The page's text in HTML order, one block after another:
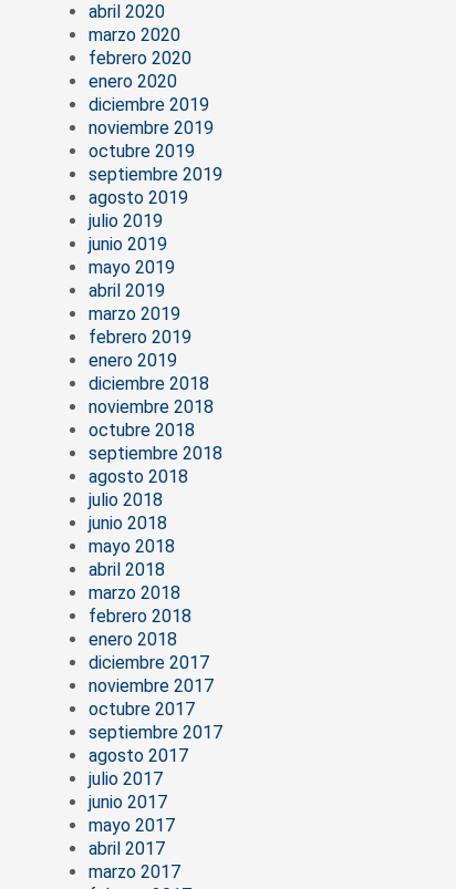
abril 2020
marzo 2020
febrero 2020
enero 2020
diciembre 2019
noviembre 2019
octubre 2019
septiembre 2019
agosto 2019
julio 2019
junio 2019
mayo 2019
abril 2019
marzo 2019
febrero 2019
enero 2019
diciembre 2018
noviembre 2018
octubre 2018
septiembre 2018
agosto 2018
julio 2018
junio 2018
mayo 2018
abril 2018
marzo 2018
febrero 2018
enero 2018
diciembre 2017
noviembre 2017
octubre 2017
septiembre 2017
agosto 2017
julio 2017
junio 2017
mayo 2017
abril 2017
marzo 2017